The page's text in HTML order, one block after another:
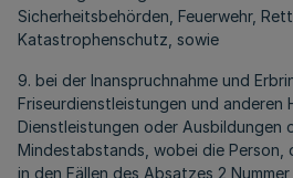
Sicherheitsbehörden, Feuerwehr,
Katastrophenschutz, sowie
9. bei der Inanspruchnahme und
Friseurdienstleistungen und anderen
Dienstleistungen oder Ausbildungen
Mindestabstands, wobei die Person,
in den Fällen des Absatzes 2